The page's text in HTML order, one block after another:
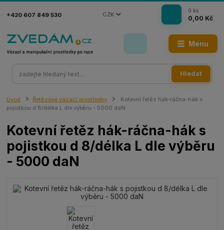
Menu
CZK
Hledat
+420 607 849 530
0 ks
0,00 Kč
Úvod Řetězové vázací prostředky
Kotevní řetěz hák-ráčna-hák s
pojistkou d 8/délka L dle výběru - 5000 daN
Kotevní řetěz hák-ráčna-hák s
pojistkou d 8/délka L dle výběru
- 5000 daN